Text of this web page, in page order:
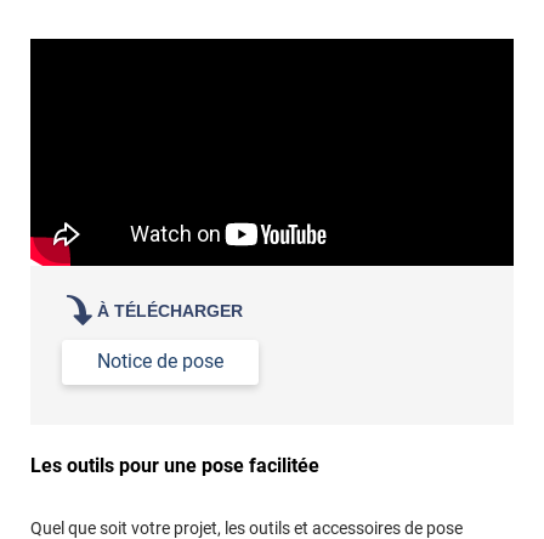
Lisser la surface avec un enduit de lissage au préalable
Réussir la pose d'un revêtement adhésif dans les angles. »
À TÉLÉCHARGER
Notice de pose
Les outils pour une pose facilitée
Quel que soit votre projet, les outils et accessoires de pose